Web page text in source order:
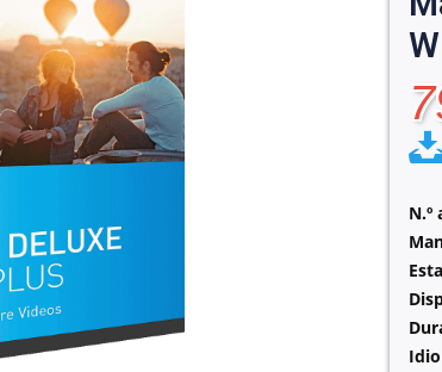
N.º